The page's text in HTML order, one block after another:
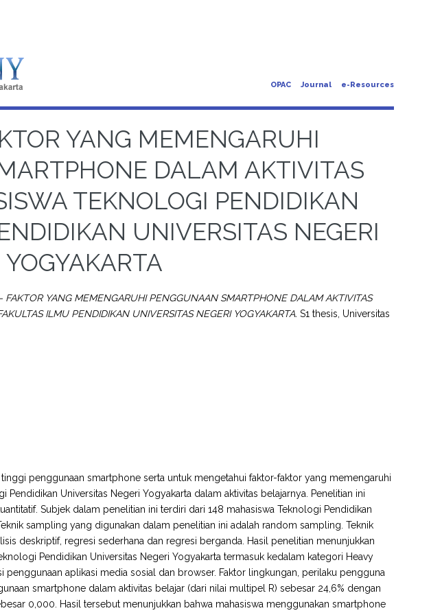
OPAC Journal e-Resources
YANG MEMENGARUHI
DALAM AKTIVITAS
TEKNOLOGI PENDIDIKAN
UNIVERSITAS NEGERI
YOGYAKARTA
FAKTOR YANG MEMENGARUHI PENGGUNAAN SMARTPHONE DALAM AKTIVITAS
ILMU PENDIDIKAN UNIVERSITAS NEGERI YOGYAKARTA. S1 thesis, Universitas
penggunaan smartphone serta untuk mengetahui faktor-faktor yang memengaruhi
Universitas Negeri Yogyakarta dalam aktivitas belajarnya. Penelitian ini
Subjek dalam penelitian ini terdiri dari 148 mahasiswa Teknologi Pendidikan
sampling yang digunakan dalam penelitian ini adalah random sampling. Teknik
deskriptif, regresi sederhana dan regresi berganda. Hasil penelitian menunjukkan
Pendidikan Universitas Negeri Yogyakarta termasuk kedalam kategori Heavy
aplikasi media sosial dan browser. Faktor lingkungan, perilaku pengguna
smartphone dalam aktivitas belajar (dari nilai multipel R) sebesar 24,6% dengan
0,000. Hasil tersebut menunjukkan bahwa mahasiswa menggunakan smartphone